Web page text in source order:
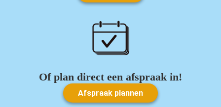
Of plan direct een afspraak in!
Afspraak plannen